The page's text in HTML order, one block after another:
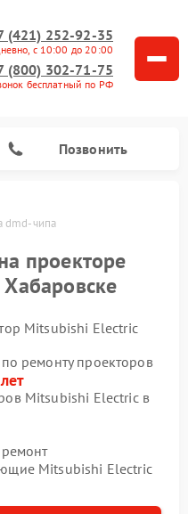
(421) 252-92-35
с 10:00 до 20:00
(800) 302-71-75
бесплатный по РФ
Позвонить
dmd-чипа
проекторе
Mitsubishi Electric
ремонту проекторов
Mitsubishi Electric в
Mitsubishi Electric